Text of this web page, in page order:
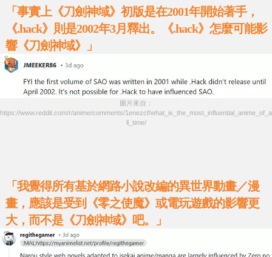
「事實上《刀劍神域》初版是在2001年開始著手，
《.hack》則是2002年3月釋出。《.hack》怎麼可能影
響《刀劍神域》」
圖片來自：
https://www.reddit.com/r/anime/comments/1enezcf/what_is_the_most_influential_anime_of_a
ll_time/
「我覺得所有基於網路小說改編的異世界動畫／漫
畫，應該是受到《零之使魔》或電玩遊戲的影響更
大，而不是《刀劍神域》吧。」